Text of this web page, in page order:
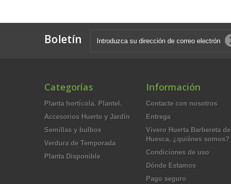
Boletín
Categorías
Planta hortícola. Plantel.
Accesorios Huerto y Jardín
Semillas y bulbos
Verdura de Temporada
Planta Disponible
Información
Contacte con nosotros
Entrega
Vivero Huerta Barbereta de
Huesca, ¿quiénes somos?
Condiciones de uso
Dónde Estamos
Pago seguro